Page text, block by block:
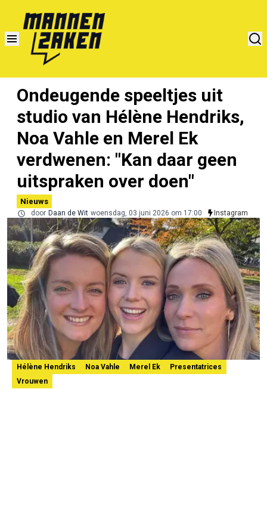
Ondeugende speeltjes uit
studio van Hélène Hendriks,
Noa Vahle en Merel Ek
verdwenen: "Kan daar geen
uitspraken over doen"
Nieuws
door Daan de Wit woensdag, 03 juni 2026 om 17:00 Instagram
Hélène Hendriks Noa Vahle Merel Ek
Presentatrices
Vrouwen